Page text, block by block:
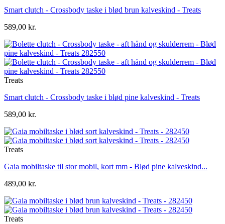
Smart clutch - Crossbody taske i blød brun kalveskind - Treats
589,00 kr.
Treats
Smart clutch - Crossbody taske i blød pine kalveskind - Treats
589,00 kr.
Treats
Gaia mobiltaske til stor mobil, kort mm - Blød pine kalveskind...
489,00 kr.
Treats